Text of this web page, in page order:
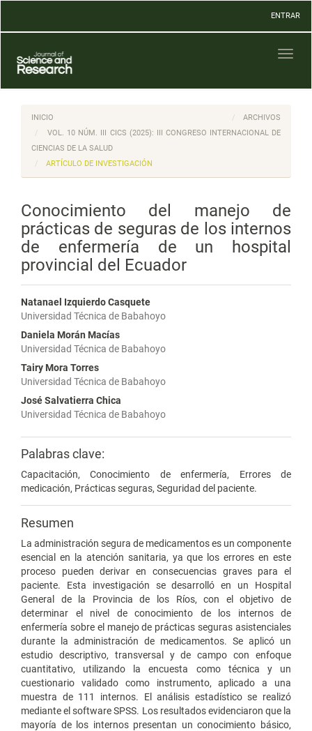
Contenido
Barra
lateral
ENTRAR
INICIO
ARCHIVOS
VOL. 10 NÚM. III CICS (2025): III CONGRESO INTERNACIONAL DE
CIENCIAS DE LA SALUD
ARTÍCULO DE INVESTIGACIÓN
Conocimiento del manejo de
prácticas de seguras de los internos
de enfermería de un hospital
provincial del Ecuador
Natanael Izquierdo Casquete
Universidad Técnica de Babahoyo
Daniela Morán Macías
Universidad Técnica de Babahoyo
Tairy Mora Torres
Universidad Técnica de Babahoyo
José Salvatierra Chica
Universidad Técnica de Babahoyo
Palabras clave:
Capacitación, Conocimiento de enfermería, Errores de
medicación, Prácticas seguras, Seguridad del paciente.
Resumen
La administración segura de medicamentos es un componente
esencial en la atención sanitaria, ya que los errores en este
proceso pueden derivar en consecuencias graves para el
paciente. Esta investigación se desarrolló en un Hospital
General de la Provincia de los Ríos, con el objetivo de
determinar el nivel de conocimiento de los internos de
enfermería sobre el manejo de prácticas seguras asistenciales
durante la administración de medicamentos. Se aplicó un
estudio descriptivo, transversal y de campo con enfoque
cuantitativo, utilizando la encuesta como técnica y un
cuestionario validado como instrumento, aplicado a una
muestra de 111 internos. El análisis estadístico se realizó
mediante el software SPSS. Los resultados evidenciaron que la
mayoría de los internos presentan un conocimiento básico,